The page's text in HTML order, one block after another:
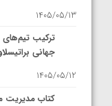
1405/05/13
ترکیب تیم‌های
جهانی
1405/05/12
کتاب مدیریت